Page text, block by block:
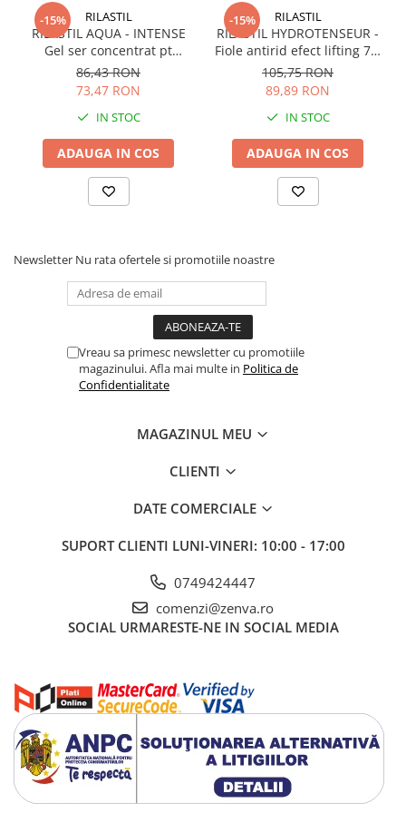
Trei moduri de utilizare – Clean, EMS, Hot,
pentru o rutină completă de îngrijire.
Afișaj LED – indică nivelul și modul selectat
pentru utilizare intuitivă.
Beneficii:
Reduce liniile fine și ridurile
Ajută la conturarea feței și lifting natural
-15% RILASTIL
RILASTIL AQUA - INTENSE
Gel ser concentrat pt
hidratare si anti-poluare x
30ml
86,43 RON
73,47 RON
IN STOC
ADAUGA IN COS
-15% RILASTIL
RILASTIL HYDROTENSEUR -
Fiole antirid efect lifting 7 X
1ml
105,75 RON
89,89 RON
IN STOC
ADAUGA IN COS
Newsletter Nu rata ofertele si promotiile noastre
Vreau sa primesc newsletter cu promotiile
magazinului. Afla mai multe in Politica de
Confidentialitate
MAGAZINUL MEU
CLIENTI
DATE COMERCIALE
SUPORT CLIENTI LUNI-VINERI: 10:00 - 17:00
0749424447
comenzi@zenva.ro
SOCIAL URMARESTE-NE IN SOCIAL MEDIA